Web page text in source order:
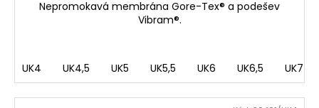
Nepromokavá membrána Gore-Tex® a podešev
Vibram®.
UK4 UK4,5 UK5 UK5,5 UK6 UK6,5 UK7